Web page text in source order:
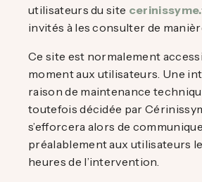
utilisateurs du site
invités à les consulter de
Ce site est normalement
moment aux utilisateurs. Une
raison de maintenance
toutefois décidée par
s’efforcera alors de
préalablement aux utilisateurs
heures de l’intervention.